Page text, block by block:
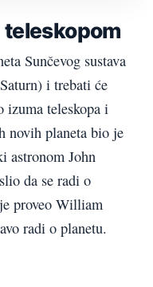
Sunčevog sustava
i trebati će
izuma teleskopa i
novih planeta bio je
astronom John
da se radi o
proveo William
radi o planetu.